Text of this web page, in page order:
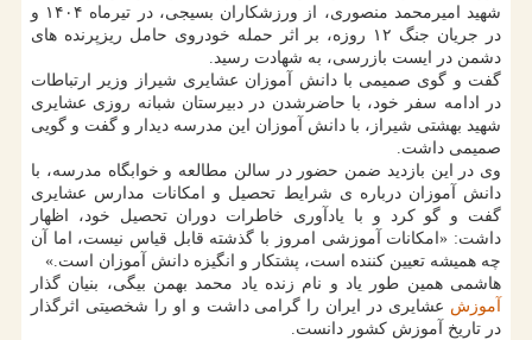
شهید امیرمحمد منصوری، از ورزشکاران بسیجی، در تیرماه ۱۴۰۴ و
در جریان جنگ ۱۲ روزه، بر اثر حمله خودروی حامل ریزپرنده های
دشمن در ایست بازرسی، به شهادت رسید.
گفت و گوی صمیمی با دانش آموزان عشایری شیراز وزیر ارتباطات
در ادامه سفر خود، با حاضرشدن در دبیرستان شبانه روزی عشایری
شهید بهشتی شیراز، با دانش آموزان این مدرسه دیدار و گفت و گویی
صمیمی داشت.
وی در این بازدید ضمن حضور در سالن مطالعه و خوابگاه مدرسه، با
دانش آموزان درباره ی شرایط تحصیل و امکانات مدارس عشایری
گفت و گو کرد و با یادآوری خاطرات دوران تحصیل خود، اظهار
داشت: «امکانات آموزشی امروز با گذشته قابل قیاس نیست، اما آن
چه همیشه تعیین کننده است، پشتکار و انگیزه دانش آموزان است.»
هاشمی همین طور یاد و نام زنده یاد محمد بهمن بیگی، بنیان گذار
آموزش عشایری در ایران را گرامی داشت و او را شخصیتی اثرگذار
در تاریخ آموزش کشور دانست.